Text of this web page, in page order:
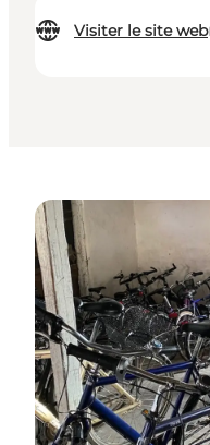
Visiter le site web